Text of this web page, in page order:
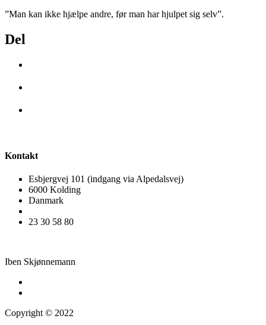
”Man kan ikke hjælpe andre, før man har hjulpet sig selv”.
Del
Kontakt
Esbjergvej 101 (indgang via Alpedalsvej)
6000 Kolding
Danmark
23 30 58 80
Iben Skjønnemann
Copyright © 2022